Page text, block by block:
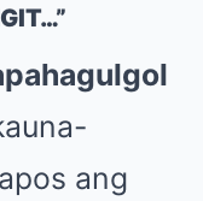
ang